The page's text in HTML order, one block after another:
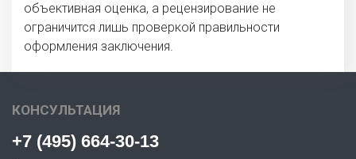
объективная оценка, а рецензирование не
ограничится лишь проверкой правильности
оформления заключения.
КОНСУЛЬТАЦИЯ
+7 (495) 664-30-13